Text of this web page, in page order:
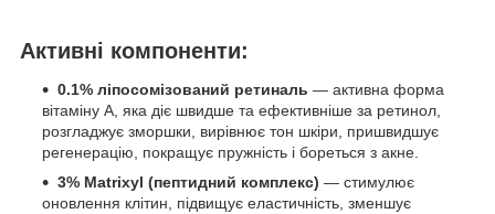
Активні компоненти:
0.1% ліпосомізований ретиналь — активна форма
вітаміну A, яка діє швидше та ефективніше за ретинол,
розгладжує зморшки, вирівнює тон шкіри, пришвидшує
регенерацію, покращує пружність і бореться з акне.
3% Matrixyl (пептидний комплекс) — стимулює
оновлення клітин, підвищує еластичність, зменшує